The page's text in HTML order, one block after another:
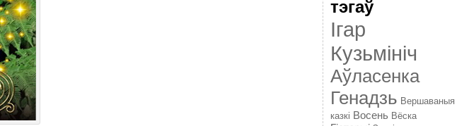
тэгаў
Ігар
Кузьмініч
Аўласенка
Генадзь Вершаваныя
казкі Восень Вёска